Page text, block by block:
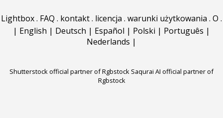
Lightbox. FAQ . kontakt. licencja . warunki użytkowania . O .
| English | Deutsch | Español | Polski | Português |
Nederlands |
Shutterstock official partner of Rgbstock Saqurai AI official partner of
Rgbstock